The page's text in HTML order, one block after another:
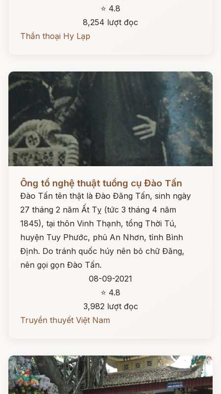
⭐ 4.8
8,254 lượt đọc
Thần thoại Hy Lạp
Đọc ngay
Ông tổ nghệ thuật tuồng cụ Đào Tấn
Đào Tấn tên thật là Đào Đăng Tấn, sinh ngày
27 tháng 2 năm Ất Tỵ (tức 3 tháng 4 năm
1845), tại thôn Vinh Thạnh, tổng Thời Tú,
huyện Tuy Phước, phủ An Nhơn, tỉnh Bình
Định. Do tránh quốc húy nên bỏ chữ Đăng,
nên gọi gọn Đào Tấn.
08-09-2021
⭐ 4.8
3,982 lượt đọc
Truyền thuyết Việt Nam